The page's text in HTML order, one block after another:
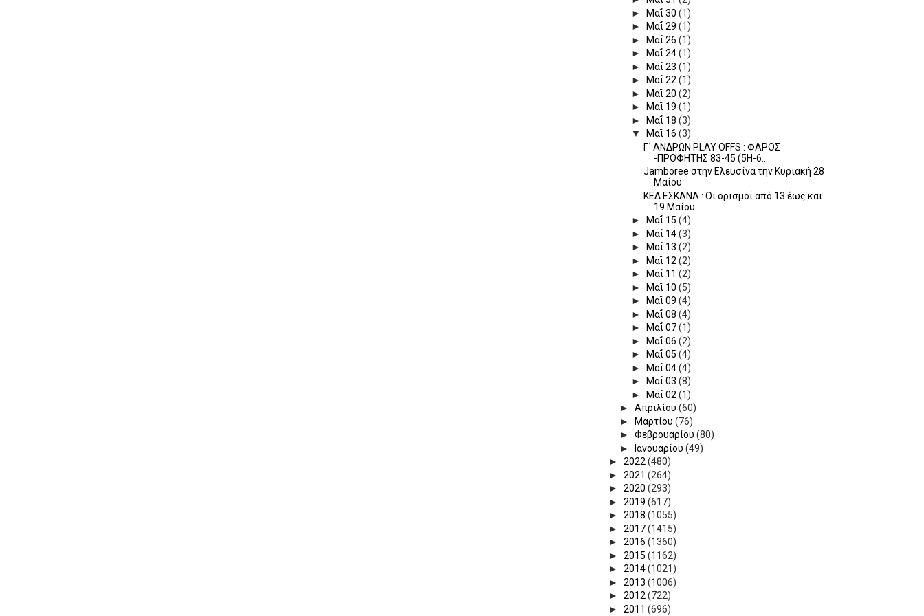
►
Μαΐ 30(1)
►
Μαΐ 29(1)
►
Μαΐ 26(1)
►
Μαΐ 24(1)
►
Μαΐ 23(1)
►
Μαΐ 22(1)
►
Μαΐ 20(2)
►
Μαΐ 19(1)
►
Μαΐ 18(3)
▼
Μαΐ 16(3)
Γ΄ ΑΝΔΡΩΝ PLAY OFFS : ΦΑΡΟΣ
-ΠΡΟΦΗΤΗΣ 83-45 (5Η-6...
Jamboree στην Ελευσίνα την Κυριακή 28
Μαίου
ΚΕΔ ΕΣΚΑΝΑ : Οι ορισμοί από 13 έως και
19 Μαίου
►
Μαΐ 15(4)
►
Μαΐ 14(3)
►
Μαΐ 13(2)
►
Μαΐ 12(2)
►
Μαΐ 11(2)
►
Μαΐ 10(5)
►
Μαΐ 09(4)
►
Μαΐ 08(4)
►
Μαΐ 07(1)
►
Μαΐ 06(2)
►
Μαΐ 05(4)
►
Μαΐ 04(4)
►
Μαΐ 03(8)
►
Μαΐ 02(1)
►Απριλίου(60)
► Μαρτίου(76)
►Φεβρουαρίου(80)
►
Ιανουαρίου(49)
► 2022(480)
► 2021 (264)
► 2020 (293)
► 2019 (617)
► 2018 (1055)
► 2017(1415)
► 2016 (1360)
► 2015 (1162)
► 2014(1021)
► 2013 (1006)
► 2012(722)
► 2011 (696)